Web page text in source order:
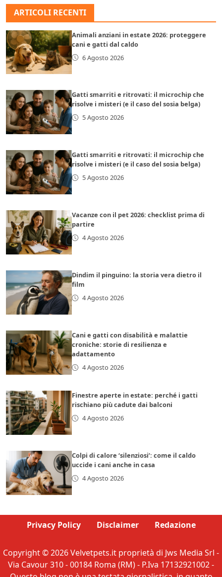
ARTICOLI RECENTI
Animali anziani in estate 2026: proteggere
cani e gatti dal caldo
6 Agosto 2026
Gatti smarriti e ritrovati: il microchip che
risolve i misteri (e il caso del sosia belga)
5 Agosto 2026
Gatti smarriti e ritrovati: il microchip che
risolve i misteri (e il caso del sosia belga)
5 Agosto 2026
Vacanze con il pet 2026: checklist prima di
partire
4 Agosto 2026
Dindim il pinguino: la storia vera dietro il
film
4 Agosto 2026
Cani e gatti con disabilità e malattie
croniche: storie di resilienza e
adattamento
4 Agosto 2026
Finestre aperte in estate: perché i gatti
rischiano più cadute dai balconi
4 Agosto 2026
Colpi di calore ‘silenziosi’: come il caldo
uccide i cani anche in casa
4 Agosto 2026
Privacy Policy Disclaimer Redazione
Copyright © 2026 Velvetpets.it proprietà di Jws Media Srl -
Via Cavour 310 - 00184 Roma (RM) - P.Iva 17132921002 -